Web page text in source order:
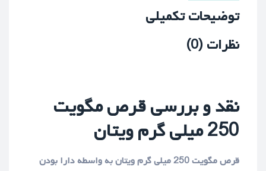
توضیحات تکمیلی
نظرات (0)
نقد و بررسی قرص مگویت
250 میلی گرم ویتان
قرص مگویت 250 میلی گرم ویتان به واسطه دارا بودن